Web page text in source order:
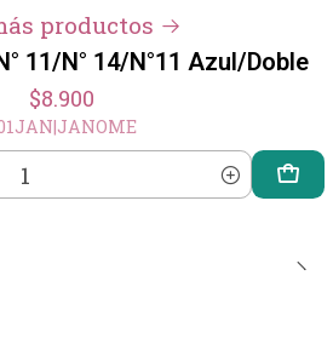
productos
11/N° 14/N°11 Azul/Doble
$8.900
|JANOME